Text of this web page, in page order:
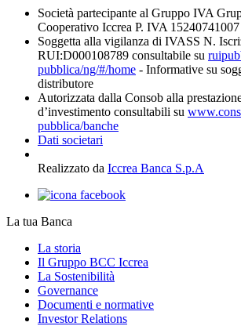
Società partecipante al Gruppo IVA
Cooperativo Iccrea P. IVA 15240741007
Soggetta alla vigilanza di IVASS N.
RUI:D000108789 consultabile su
pubblica/ng/#/home - Informative su
distributore
Autorizzata dalla Consob alla
d’investimento consultabili su
pubblica/banche
Dati societari
Realizzato da Iccrea Banca S.p.A
La tua Banca
La storia
Il Gruppo BCC Iccrea
La Sostenibilità
Governance
Documenti e normative
Investor Relations